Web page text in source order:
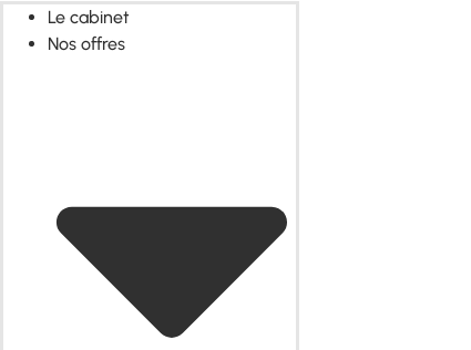
Le cabinet
Nos offres